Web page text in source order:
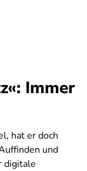
Immer
hat er doch
und
digitale